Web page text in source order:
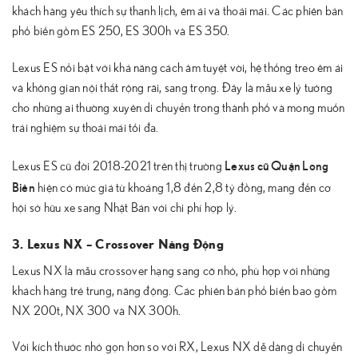
khách hàng yêu thích sự thanh lịch, êm ái và thoải mái. Các phiên bản
phổ biến gồm ES 250, ES 300h và ES 350.
Lexus ES nổi bật với khả năng cách âm tuyệt vời, hệ thống treo êm ái
và không gian nội thất rộng rãi, sang trọng. Đây là mẫu xe lý tưởng
cho những ai thường xuyên di chuyển trong thành phố và mong muốn
trải nghiệm sự thoải mái tối đa.
Lexus ES cũ đời 2018-2021 trên thị trường Lexus cũ Quận Long
Biên hiện có mức giá từ khoảng 1,8 đến 2,8 tỷ đồng, mang đến cơ
hội sở hữu xe sang Nhật Bản với chi phí hợp lý.
3. Lexus NX – Crossover Năng Động
Lexus NX là mẫu crossover hạng sang cỡ nhỏ, phù hợp với những
khách hàng trẻ trung, năng động. Các phiên bản phổ biến bao gồm
NX 200t, NX 300 và NX 300h.
Với kích thước nhỏ gọn hơn so với RX, Lexus NX dễ dàng di chuyển